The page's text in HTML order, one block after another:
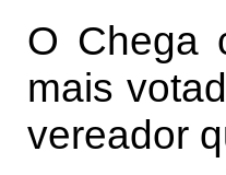
O Chega
mais
vereador